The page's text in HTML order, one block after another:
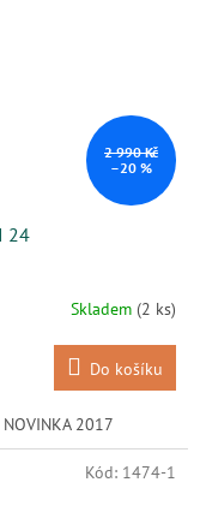
2 990 Kč
–20 %
24
Skladem (2 ks)
Do košíku
2017
Kód: 1474-1